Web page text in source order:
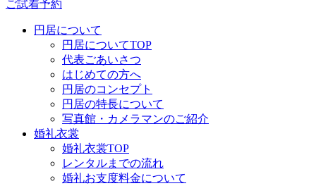
ご試着予約
円居について
円居についてTOP
代表ごあいさつ
はじめての方へ
円居のコンセプト
円居の特長について
写真館・カメラマンのご紹介
婚礼衣裳
婚礼衣裳TOP
レンタルまでの流れ
婚礼お支度料金について